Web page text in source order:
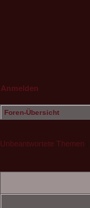
Anmelden
Foren-Übersicht
Unbeantwortete Themen